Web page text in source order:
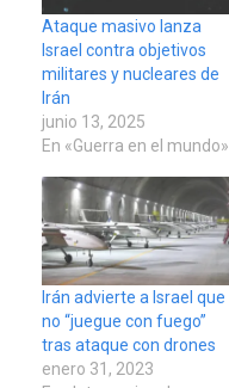
Ataque masivo lanza
Israel contra objetivos
militares y nucleares de
Irán
junio 13, 2025
En «Guerra en el mundo»
Irán advierte a Israel que
no “juegue con fuego”
tras ataque con drones
enero 31, 2023